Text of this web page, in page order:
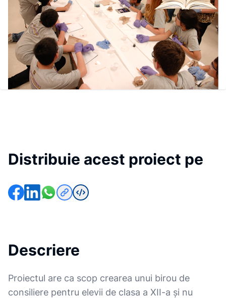
Distribuie acest proiect pe
Descriere
Proiectul are ca scop crearea unui birou de
consiliere pentru elevii de clasa a XII-a și nu